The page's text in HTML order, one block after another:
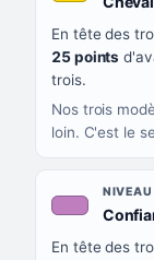
QUAND LA
CE QUE CELA
En tête des
25 points
trois.
Nos trois
loin. C'est le
NIVEAU
En tête des